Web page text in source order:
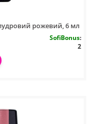
рожевий, 6 мл
SofiBonus:
2